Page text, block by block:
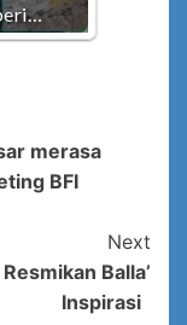
merasa
BFI
Next
Balla’
Inspirasi